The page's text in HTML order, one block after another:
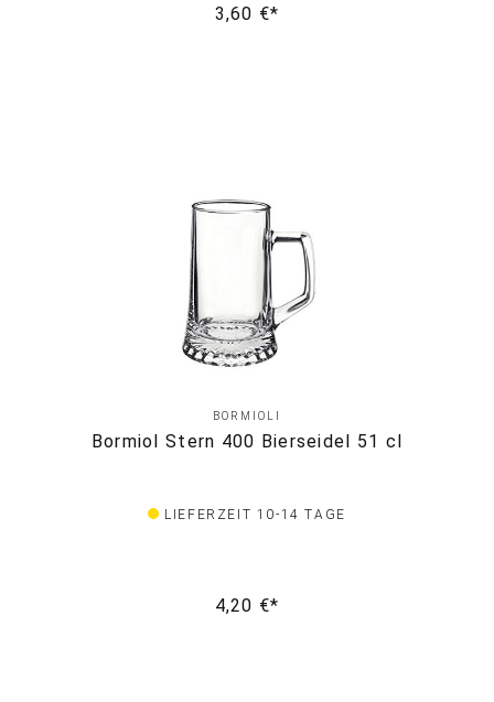
3,60 €*
BORMIOLI
Bormiol Stern 400 Bierseidel 51 cl
LIEFERZEIT 10-14 TAGE
4,20 €*